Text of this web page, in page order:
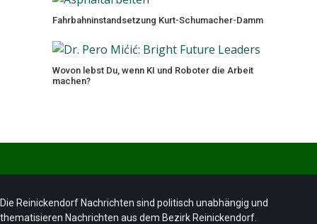
Fahrbahninstandsetzung Kurt-Schumacher-Damm
Wovon lebst Du, wenn KI und Roboter die Arbeit
machen?
Die Reinickendorf Nachrichten sind politisch unabhängig und
thematisieren Nachrichten aus dem Bezirk Reinickendorf.